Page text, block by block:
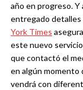
año en progreso. Y
entregado detalles
York Times
este nuevo
que contactó el
en algún momento
vendrá con